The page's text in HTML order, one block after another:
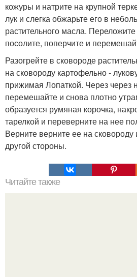
кожуры и натрите на крупной
лук и слегка обжарьте его в
растительного масла.
посолите, поперчите и
Разогрейте в сковороде
на сковороду картофельно -
прижимая Лопаткой. Через через
перемешайте и снова плотно
образуется румяная корочка,
тарелкой и переверните на нее
Верните верните ее на
другой стороны.
Читайте также